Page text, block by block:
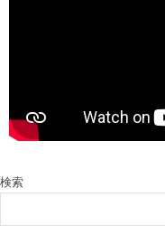
検索